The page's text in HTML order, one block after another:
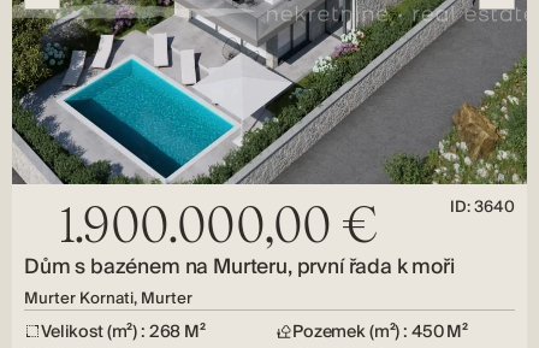
1.900.000,00 € ID: 3640
Dům s bazénem na Murteru, první řada k moři
Murter Kornati, Murter
Velikost (m²) : 268 M²
Pozemek (m²) : 450 M²